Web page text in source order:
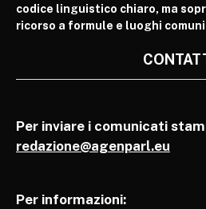
codice linguistico chiaro, ma
ricorso a formule e luoghi
Per inviare i comunicati
redazione@agenparl.eu
Per informazioni: